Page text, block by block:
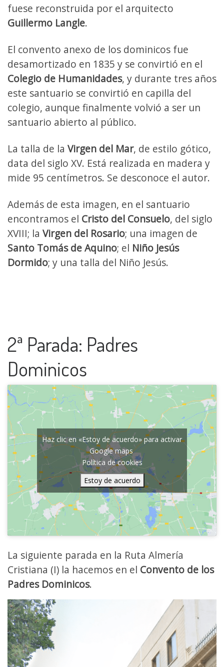
fuese reconstruida por el arquitecto
Guillermo Langle.
El convento anexo de los dominicos fue
desamortizado en 1835 y se convirtió en el
Colegio de Humanidades, y durante tres años
este santuario se convirtió en capilla del
colegio, aunque finalmente volvió a ser un
santuario abierto al público.
La talla de la Virgen del Mar, de estilo gótico,
data del siglo XV. Está realizada en madera y
mide 95 centímetros. Se desconoce el autor.
Además de esta imagen, en el santuario
encontramos el Cristo del Consuelo, del siglo
XVIII; la Virgen del Rosario; una imagen de
Santo Tomás de Aquino; el Niño Jesús
Dormido; y una talla del Niño Jesús.
2ª Parada: Padres
Dominicos
Haz clic en «Estoy de acuerdo» para activar
Google maps
Política de cookies
Estoy de acuerdo
La siguiente parada en la Ruta Almería
Cristiana (I) la hacemos en el Convento de los
Padres Dominicos.